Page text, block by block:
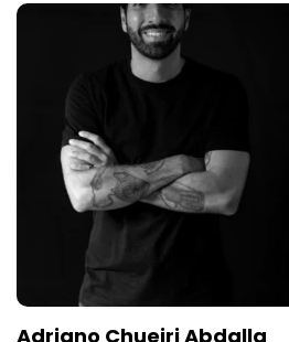
Adriano Chueiri Abdalla